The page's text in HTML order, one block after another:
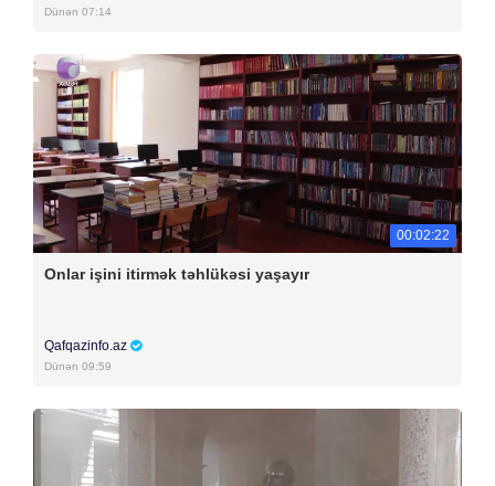
Dünən 07:14
00:02:22
Onlar işini itirmək təhlükəsi yaşayır
Qafqazinfo.az
Dünən 09:59